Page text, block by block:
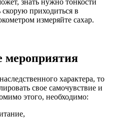
приходиться в
измеряйте сахар.
мероприятия
характера, то
свое самочувствие и
этого, необходимо: